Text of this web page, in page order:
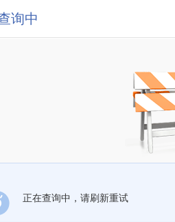
询中
正在查询中，请刷新重试